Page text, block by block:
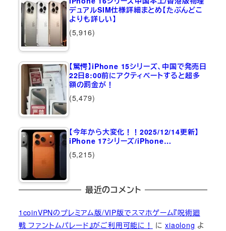
デュアルSIM仕様詳細まとめ【たぶんどこ
よりも詳しい】
(5,916)
【驚愕】iPhone 15シリーズ、中国で発売日
22日8:00前にアクティベートすると超多
額の罰金が！
(5,479)
【今年から大変化！！2025/12/14更新】
iPhone 17シリーズ/iPhone…
(5,215)
最近のコメント
1coinVPNのプレミアム版/VIP版でスマホゲーム『呪術廻
戦 ファントムパレード』がご利用可能に！
にxiaolong よ